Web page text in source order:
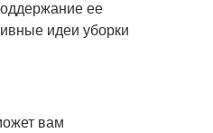
ее
идеи уборки
вам